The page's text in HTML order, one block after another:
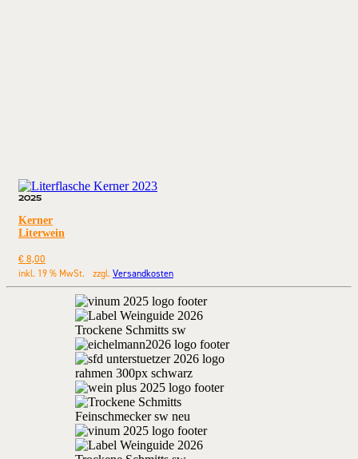
2025
Kerner
Literwein
€8,00
inkl. 19 % MwSt. zzgl. Versandkosten